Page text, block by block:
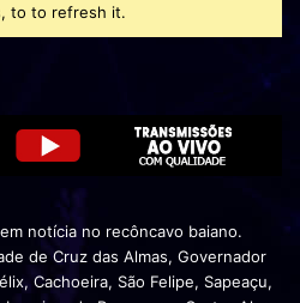
to to refresh it.
notícia no recôncavo baiano.
de Cruz das Almas, Governador
Cachoeira, São Felipe, Sapeaçu,